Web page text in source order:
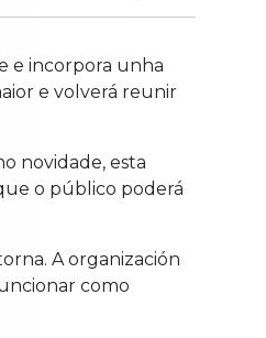
e incorpora unha
e volverá reunir
novidade, esta
o público poderá
A organización
como